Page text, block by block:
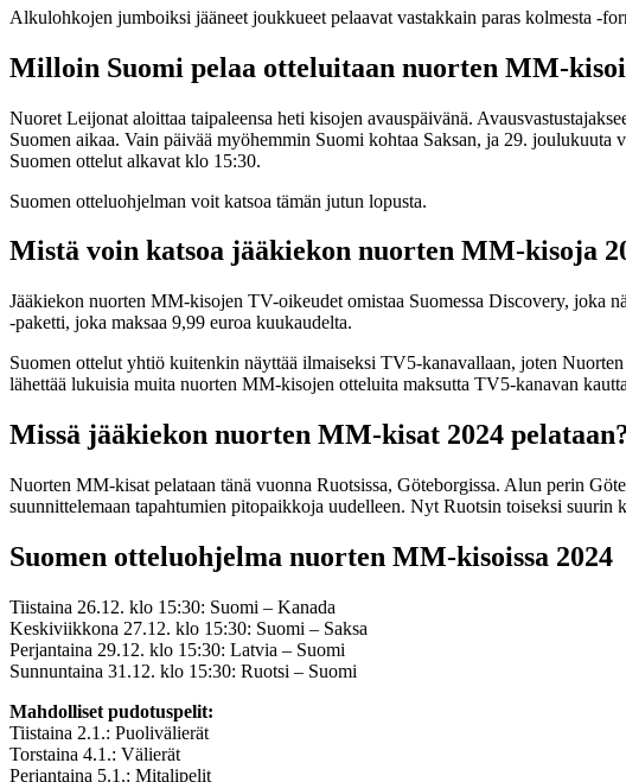
Alkulohkojen jumboiksi jääneet joukkueet pelaavat vastakkain paras kolmesta -
Milloin Suomi pelaa otteluitaan nuorten MM-
Nuoret Leijonat aloittaa taipaleensa heti kisojen avauspäivänä.
Suomen aikaa. Vain päivää myöhemmin Suomi kohtaa Saksan, ja 29.
Suomen ottelut alkavat klo 15:30.
Suomen otteluohjelman voit katsoa tämän jutun lopusta.
Mistä voin katsoa jääkiekon nuorten MM-kisoja
Jääkiekon nuorten MM-kisojen TV-oikeudet omistaa Suomessa Discovery, joka
-paketti, joka maksaa 9,99 euroa kuukaudelta.
Suomen ottelut yhtiö kuitenkin näyttää ilmaiseksi TV5-kanavallaan, joten
lähettää lukuisia muita nuorten MM-kisojen otteluita maksutta TV5-kanavan
Missä jääkiekon nuorten MM-kisat 2024
Nuorten MM-kisat pelataan tänä vuonna Ruotsissa, Göteborgissa. Alun perin
suunnittelemaan tapahtumien pitopaikkoja uudelleen. Nyt Ruotsin toiseksi suurin
Suomen otteluohjelma nuorten MM-kisoissa 2024
Tiistaina 26.12. klo 15:30: Suomi – Kanada
Keskiviikkona 27.12. klo 15:30: Suomi – Saksa
Perjantaina 29.12. klo 15:30: Latvia – Suomi
Sunnuntaina 31.12. klo 15:30: Ruotsi – Suomi
Mahdolliset pudotuspelit:
Tiistaina 2.1.: Puolivälierät
Torstaina 4.1.: Välierät
Perjantaina 5.1.: Mitalipelit